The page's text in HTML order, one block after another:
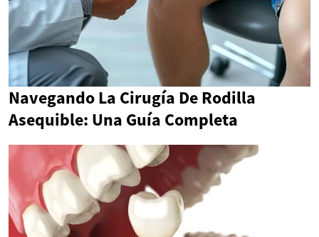
Navegando La Cirugía De Rodilla
Asequible: Una Guía Completa